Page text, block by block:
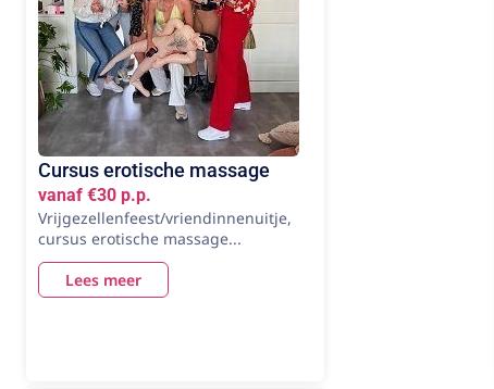
Cursus erotische massage
vanaf €30 p.p.
Vrijgezellenfeest/vriendinnenuitje,
cursus erotische massage...
Lees meer